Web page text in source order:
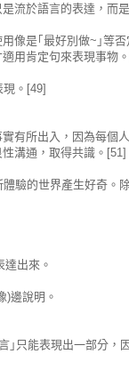
流於語言的表達，而
像是｢最好別做~｣等
用肯定句來表現事物
現。[49]
有所出入，因為每個
溝通，取得共識。[51]
驗的世界產生好奇
出來。
)邊說明。
｣只能表現出一部分，